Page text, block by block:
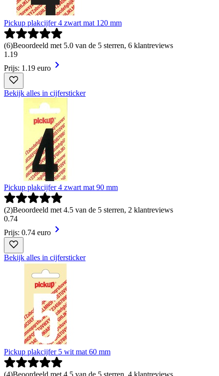
Pickup plakcijfer 4 zwart mat 120 mm
(6)Beoordeeld met 5.0 van de 5 sterren, 6 klantreviews
1 .19
Prijs: 1.19 euro
Bekijk alles in cijfersticker
Pickup plakcijfer 4 zwart mat 90 mm
(2)Beoordeeld met 4.5 van de 5 sterren, 2 klantreviews
0.74
Prijs: 0.74 euro
Bekijk alles in cijfersticker
Pickup plakcijfer 5 wit mat 60 mm
(4)Beoordeeld met 4.5 van de 5 sterren, 4 klantreviews